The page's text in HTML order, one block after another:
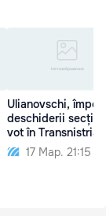
Ulianovschi,
deschiderii
vot în Transnistria
17 Мар. 21:15